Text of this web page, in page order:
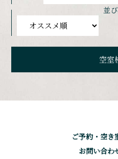
並
ご予約・空き
お問い合わ